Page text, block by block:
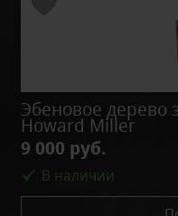
Эбеновое дерево
Howard Miller
9 000 руб.
В наличии